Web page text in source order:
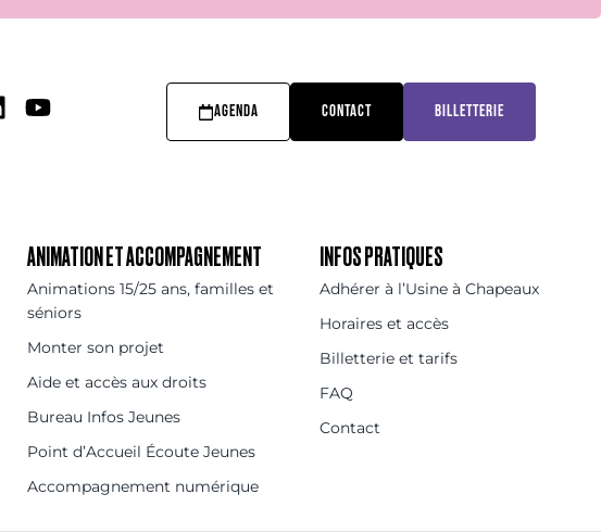
AGENDA CONTACT BILLETTERIE
ANIMATION ET ACCOMPAGNEMENT
Animations 15/25 ans, familles et
séniors
Monter son projet
Aide et accès aux droits
Bureau Infos Jeunes
Point d’Accueil Écoute Jeunes
Accompagnement numérique
INFOS PRATIQUES
Adhérer à l’Usine à Chapeaux
Horaires et accès
Billetterie et tarifs
FAQ
Contact